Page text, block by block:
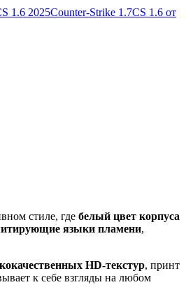
1.6 2025Counter-Strike 1.7CS 1.6 от
стиле, где белый цвет корпуса
языки пламени,
HD-текстур, принт
к себе взгляды на любом